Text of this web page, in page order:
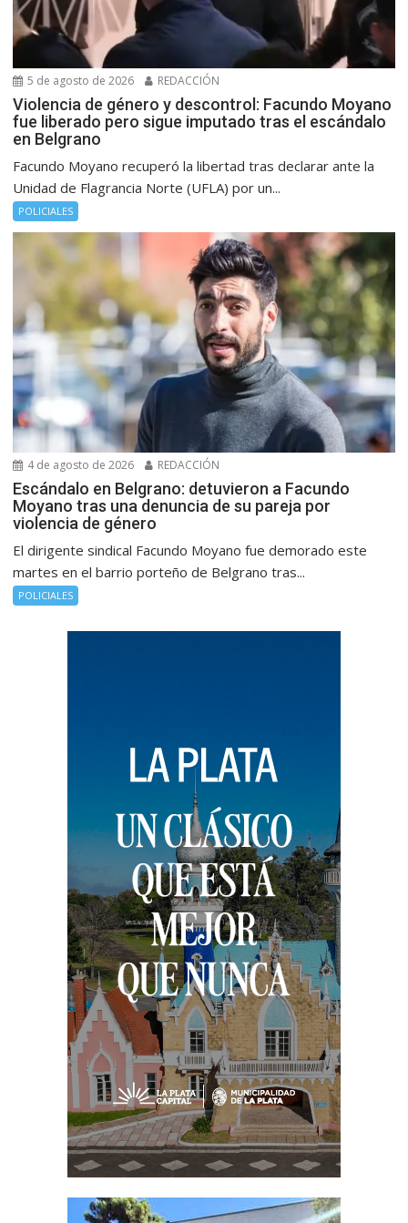
5 de agosto de 2026 REDACCIÓN
Violencia de género y descontrol: Facundo Moyano
fue liberado pero sigue imputado tras el escándalo
en Belgrano
Facundo Moyano recuperó la libertad tras declarar ante la
Unidad de Flagrancia Norte (UFLA) por un...
POLICIALES
4 de agosto de 2026 REDACCIÓN
Escándalo en Belgrano: detuvieron a Facundo
Moyano tras una denuncia de su pareja por
violencia de género
El dirigente sindical Facundo Moyano fue demorado este
martes en el barrio porteño de Belgrano tras...
POLICIALES